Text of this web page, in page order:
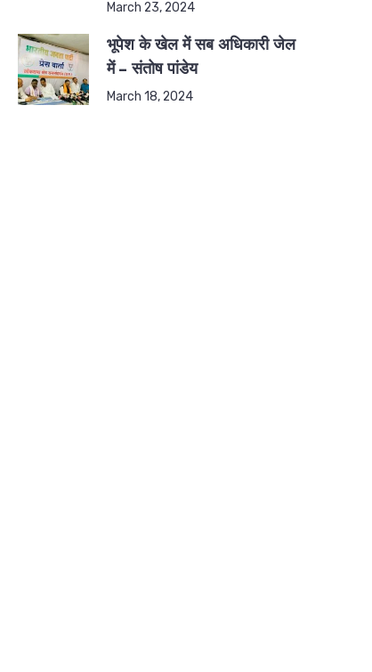
March 23, 2024
भूपेश के खेल में सब अधिकारी जेल
में – संतोष पांडेय
March 18, 2024